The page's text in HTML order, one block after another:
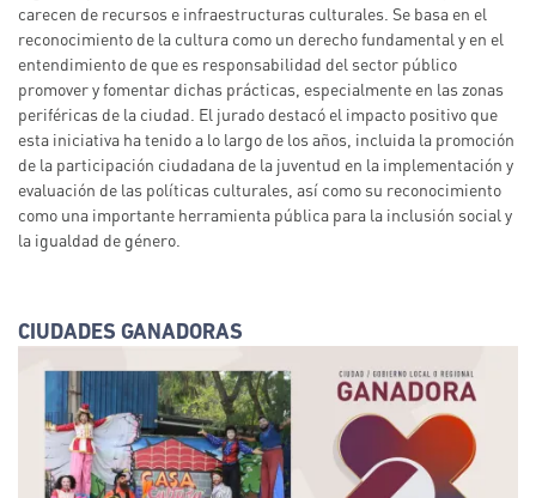
carecen de recursos e infraestructuras culturales. Se basa en el
reconocimiento de la cultura como un derecho fundamental y en el
entendimiento de que es responsabilidad del sector público
promover y fomentar dichas prácticas, especialmente en las zonas
periféricas de la ciudad. El jurado destacó el impacto positivo que
esta iniciativa ha tenido a lo largo de los años, incluida la promoción
de la participación ciudadana de la juventud en la implementación y
evaluación de las políticas culturales, así como su reconocimiento
como una importante herramienta pública para la inclusión social y
la igualdad de género.
CIUDADES GANADORAS